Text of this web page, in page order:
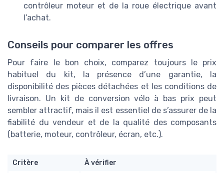
contrôleur moteur et de la roue électrique avant
l’achat.
Conseils pour comparer les offres
Pour faire le bon choix, comparez toujours le prix
habituel du kit, la présence d’une garantie, la
disponibilité des pièces détachées et les conditions de
livraison. Un kit de conversion vélo à bas prix peut
sembler attractif, mais il est essentiel de s’assurer de la
fiabilité du vendeur et de la qualité des composants
(batterie, moteur, contrôleur, écran, etc.).
Critère À vérifier